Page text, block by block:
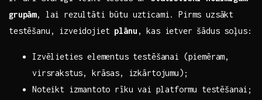
grupām, lai rezultāti būtu ‍uzticami. Pirms uzsākt
testēšanu, izveidojiet plānu , kas ietver šādus soļus:
Izvēlieties elementus testēšanai (piemēram,
virsrakstus, krāsas, izkārtojumu);
Noteikt izmantoto rīku ⁢vai platformu testēšanai;